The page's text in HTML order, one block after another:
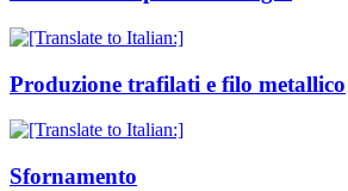
Produzione trafilati e filo metallico
Sfornamento